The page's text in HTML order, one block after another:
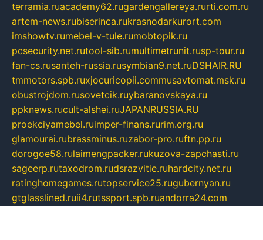
terramia.ruacademy62.rugardengallereya.rurti.com.ru
artem-news.rubiserinca.rukrasnodarkurort.com
imshowtv.rumebel-v-tule.rumobtopik.ru
pcsecurity.net.rutool-sib.rumultimetrunit.rusp-tour.ru
fan-cs.rusanteh-russia.rusymbian9.net.ruDSHAIR.RU
tmmotors.spb.ruxjocuricopii.commusavtomat.msk.ru
obustrojdom.rusovetcik.ruybaranovskaya.ru
ppknews.rucult-alshei.ruJAPANRUSSIA.RU
proekciyamebel.ruimper-finans.rurim.org.ru
glamourai.rubrassminus.ruzabor-pro.ruftn.pp.ru
dorogoe58.rulaimengpacker.rukuzova-zapchasti.ru
sageerp.rutaxodrom.rudsrazvitie.ruhardcity.net.ru
ratinghomegames.rutopservice25.rugubernyan.ru
gtglasslined.ruii4.rutssport.spb.ruandorra24.com